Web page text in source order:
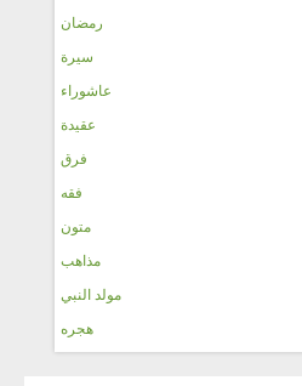
رمضان
سيرة
عاشوراء
عقيدة
فرق
فقه
متون
مذاهب
مولد النبي
هجره